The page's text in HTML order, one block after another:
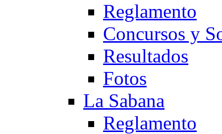
Reglamento
Concursos y
Resultados
Fotos
La Sabana
Reglamento